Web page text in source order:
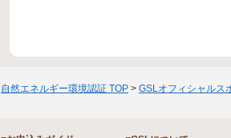
自然エネルギー環境認証 TOP > GSLオフィシャルス